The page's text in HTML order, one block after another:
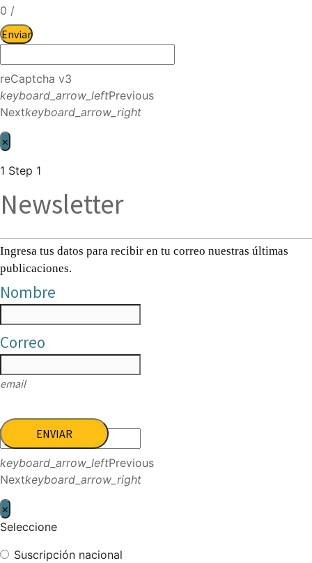
0 /
Enviar
reCaptcha v3
keyboard_arrow_leftPrevious
Nextkeyboard_arrow_right
×
1 Step 1
Newsletter
Ingresa tus datos para recibir en tu correo nuestras últimas
publicaciones.
Nombre
Correo
email
ENVIAR
keyboard_arrow_leftPrevious
Nextkeyboard_arrow_right
×
Seleccione
Suscripción nacional